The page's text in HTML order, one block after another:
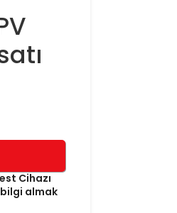
Cihazı
almak